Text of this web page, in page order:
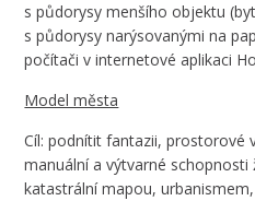
s půdorysy menšího objektu
s půdorysy narýsovanými na
počítači v internetové aplikaci
Model města
Cíl: podnítit fantazii, prostorové
manuální a výtvarné schopnosti
katastrální mapou,